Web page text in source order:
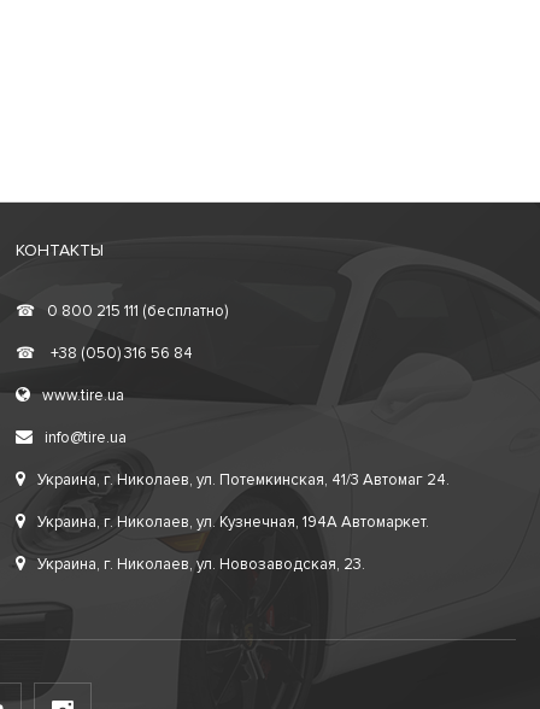
КОНТАКТЫ
☎ 0 800 215 111 (бесплатно)
☎ +38 (050) 316 56 84
www.tire.ua
info@tire.ua
Украина, г. Николаев, ул. Потемкинская, 41/3 Автомаг 24.
Украина, г. Николаев, ул. Кузнечная, 194А Автомаркет.
Украина, г. Николаев, ул. Новозаводская, 23.